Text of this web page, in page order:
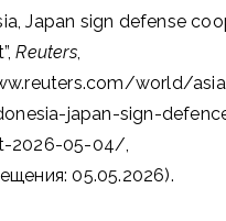
Japan sign defense
Reuters,
world/
japan-sign-
2026-05-04/,
05.05.2026).